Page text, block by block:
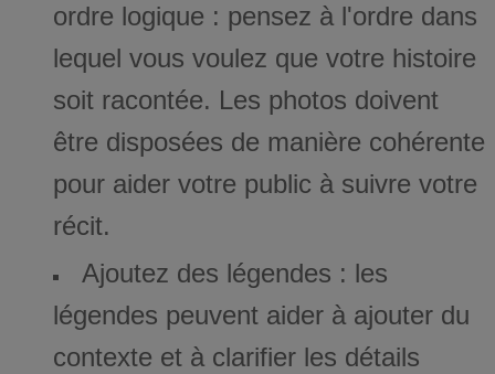
ordre logique : pensez à l'ordre dans
lequel vous voulez que votre histoire
soit racontée. Les photos doivent
être disposées de manière cohérente
pour aider votre public à suivre votre
récit.
Ajoutez des légendes : les
légendes peuvent aider à ajouter du
contexte et à clarifier les détails